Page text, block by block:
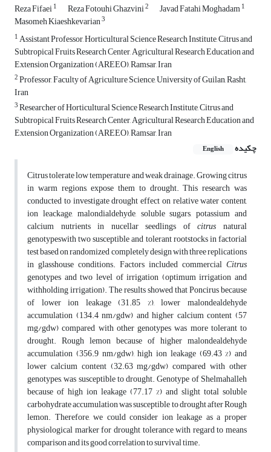
Reza Fifaei1 Reza Fotouhi Ghazvini2 Javad Fatahi Moghadam1
Masomeh Kiaeshkevarian3
1Assistant Professor, Horticultural Science Research Institute, Citrus and
Subtropical Fruits Research Center, Agricultural Research Education and
Extension Organization (AREEO), Ramsar, Iran
2Professor, Faculty of Agriculture Science, University of Guilan, Rasht,
Iran
3Researcher of Horticultural Science Research Institute, Citrus and
Subtropical Fruits Research Center, Agricultural Research Education and
Extension Organization (AREEO), Ramsar, Iran
چکیده
English
Citrus tolerate low temperature and weak drainage. Growing citrus
in warm regions, expose them to drought. This research was
conducted to investigate drought effect on relative water content,
ion leackage, malondialdehyde, soluble sugars, potassium and
calcium nutrients in nucellar seedlings ofcitrus natural
genotypeswith two susceptible and tolerant rootstocks in factorial
test based on randomized completely design with three replications
in glasshouse conditions. Factors included commercial Citrus
genotypes and two level of irrigation (optimum irrigation and
withholding irrigation). The results showed that Poncirus because
of lower ion leakage (31.85 %), lower malondealdehyde
accumulation (134.4 nm/gdw) and higher calcium content (57
mg/gdw) compared with other genotypes was more tolerant to
drought. Rough lemon because of higher malondealdehyde
accumulation (356.9 nm/gdw), high ion leakage (69.43 %) and
lower calcium content (32.63 mg/gdw) compared with other
genotypes, was susceptible to drought. Genotype of Shelmahalleh
because of high ion leakage (77.17 %) and slight total soluble
carbohydrate accumulation was susceptible to drought after Rough
lemon. Therefore, we could consider ion leakage as a proper
physiological marker for drought tolerance with regard to means
comparison and its good correlation to survival time.